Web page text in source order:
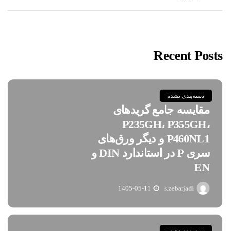
Recent Posts
دسته‌بندی نشده
مقایسه جامع گریدهای
P235GH، P355GH،
P460NL1 و دیگر ورق‌های
سری P در استاندارد DIN و
EN
s.zebarjadi
1405-05-11